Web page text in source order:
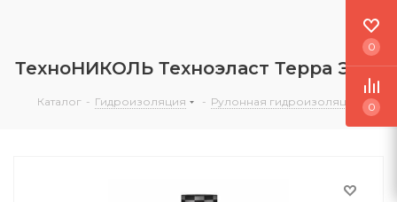
ТехноНИКОЛЬ Техноэласт Терра ЭМП
Каталог - Гидроизоляция - Рулонная гидроизоляция
0
0